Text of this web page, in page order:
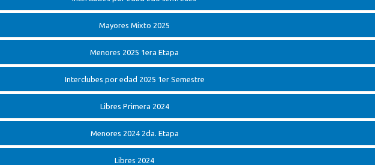
Mayores Mixto 2025
Menores 2025 1era Etapa
Interclubes por edad 2025 1er Semestre
Libres Primera 2024
Menores 2024 2da. Etapa
Libres 2024